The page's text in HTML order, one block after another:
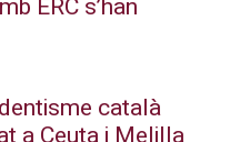
ERC s’han
català